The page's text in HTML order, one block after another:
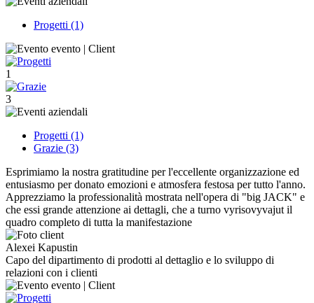
Progetti (1)
1
3
Progetti (1)
Grazie (3)
Esprimiamo la nostra gratitudine per l'eccellente organizzazione ed
entusiasmo per donato emozioni e atmosfera festosa per tutto l'anno.
Apprezziamo la professionalità mostrata nell'opera di "big JACK" e
che essi grande attenzione ai dettagli, che a turno vyrisovyvajut il
quadro completo di tutta la manifestazione
Alexei Kapustin
Capo del dipartimento di prodotti al dettaglio e lo sviluppo di
relazioni con i clienti